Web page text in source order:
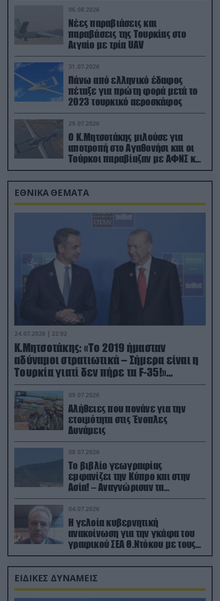
06.08.2026
Νέες παραβιάσεις και
παραβάσεις της Τουρκίας στο
Αιγαίο με τρία UAV
31.07.2026
Πάνω από ελληνικό έδαφος
πέταξε για πρώτη φορά μετά το
2023 τουρκικό αεροσκάφος
29.07.2026
Ο Κ.Μητσοτάκης μιλούσε για
αποτροπή στο Αγαθονήσι και οι
Τούρκοι παραβίαζαν με ΑΦΝΣ και
drone
ΕΘΝΙΚΑ ΘΕΜΑΤΑ
24.07.2026 | 22:02
Κ.Μητσοτάκης: «Το 2019 ήμασταν
αδύναμοι στρατιωτικά – Σήμερα είναι η
Τουρκία γιατί δεν πήρε τα F-35!»
(βίντεο)
09.07.2026
Αλήθειες που πονάνε για την
ετοιμότητα στις Ένοπλες
Δυνάμεις
08.07.2026
Το βιβλίο γεωγραφίας
εμφανίζει την Κύπρο και στην
Ασία! – Αναγνώρισαν τα
κατεχόμενα; (φωτο)
04.07.2026
Η γελοία κυβερνητική
ανακοίνωση για την γκάφα του
γραφικού ΣΕΑ Θ.Ντόκου με τους
Ρώσους φαρσέρ
ΕΙΔΙΚΕΣ ΔΥΝΑΜΕΙΣ